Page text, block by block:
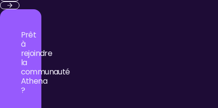
Previous
Prêt
à
rejoindre
la
communauté
Athena
?